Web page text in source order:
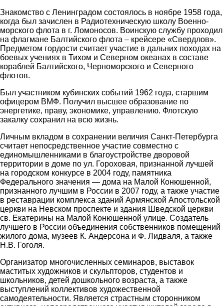
Знакомство с Ленинградом состоялось в ноябре 1958 года,
когда был зачислен в Радиотехническую школу Военно-
морского флота в г. Ломоносов. Воинскую службу проходил
на флагмане Балтийского флота – крейсере «Свердлов».
Предметом гордости считает участие в дальних походах на
боевых учениях в Тихом и Северном океанах в составе
кораблей Балтийского, Черноморского и Северного
флотов.
Был участником кубинских событий 1962 года, старшим
офицером ВМФ. Получил высшее образование по
энергетике, праву, экономике, управлению. Флотскую
закалку сохранил на всю жизнь.
Личным вкладом в сохранении величия Санкт-Петербурга
считает непосредственное участие совместно с
единомышленниками в благоустройстве дворовой
территории в доме по ул. Гороховая, признанной лучшей
на городском конкурсе в 2004 году, памятника
Федерального значения — дома на Малой Конюшенной,
признанного лучшим в России в 2007 году, а также участие
в реставрации комплекса зданий Армянской Апостольской
церкви на Невском проспекте и здания Шведской церкви
св. Екатерины на Малой Конюшенной улице. Создатель
лучшего в России объединения собственников помещений
жилого дома, музеев К. Андерсона и Ф. Лидваля, а также
Н.В. Гоголя.
Организатор многочисленных семинаров, выставок
маститых художников и скульпторов, студентов и
школьников, детей дошкольного возраста, а также
выступлений коллективов художественной
самодеятельности. Является страстным сторонником